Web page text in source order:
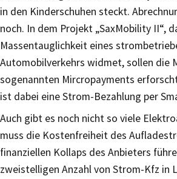
in den Kinderschuhen steckt.
noch. In dem Projekt „SaxMobility II“,
Massentauglichkeit eines
Automobilverkehrs widmet, sollen die
sogenannten Mircropayments
ist dabei eine Strom-Bezahlung per
Auch gibt es noch nicht so viele
muss die Kostenfreiheit des
finanziellen Kollaps des Anbieters
zweistelligen Anzahl von Strom-Kfz in